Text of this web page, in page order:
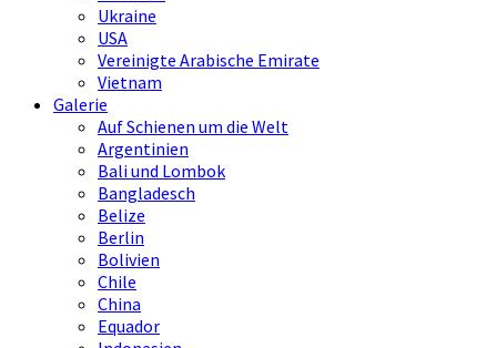
Ukraine
USA
Vereinigte Arabische Emirate
Vietnam
Galerie
Auf Schienen um die Welt
Argentinien
Bali und Lombok
Bangladesch
Belize
Berlin
Bolivien
Chile
China
Equador